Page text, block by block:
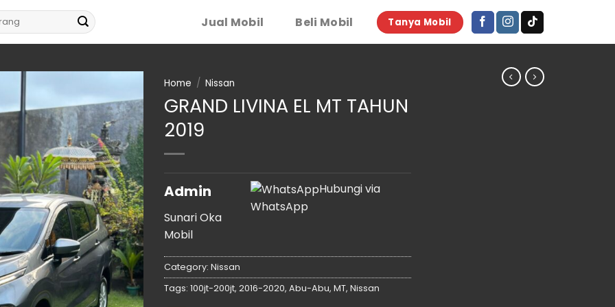
Jual Mobil Beli Mobil Tanya Mobil
Home / Nissan
GRAND LIVINA EL MT TAHUN
2019
Admin
Sunari Oka
Mobil
Hubungi via
WhatsApp
Category: Nissan
Tags: 100jt-200jt, 2016-2020, Abu-Abu, MT, Nissan